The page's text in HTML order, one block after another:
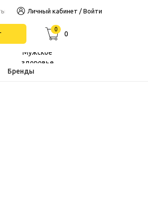
0
0
Мужское
здоровье
Бренды
Личный кабинет / Войти